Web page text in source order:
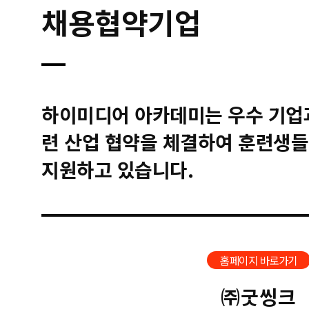
채용협약기업
하이미디어 아카데미는 우수 기
련 산업 협약을 체결하여 훈련생
지원하고 있습니다.
홈페이지 바로가기
㈜굿씽크